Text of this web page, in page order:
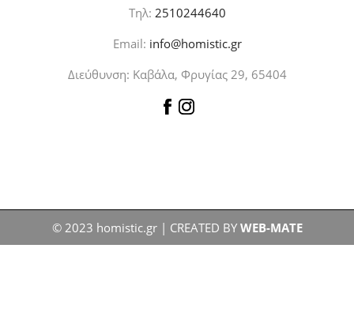
Τηλ: 2510244640
Email: info@homistic.gr
Διεύθυνση: Καβάλα, Φρυγίας 29, 65404
© 2023 homistic.gr | CREATED BY WEB-MATE